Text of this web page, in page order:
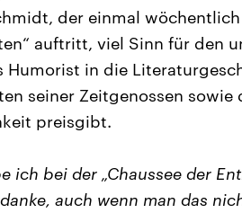
der einmal
auftritt, viel Sinn für den
Humorist in die
seiner Zeitgenossen
preisgibt.
ich bei der „Chaussee der
auch wenn man das